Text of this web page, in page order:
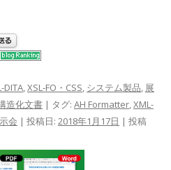
DITA,XSL-FO・CSS, システム製品, 展
造化文書 | タグ: AH Formatter,XML-
会 | 投稿日: 2018年1月17日 | 投稿